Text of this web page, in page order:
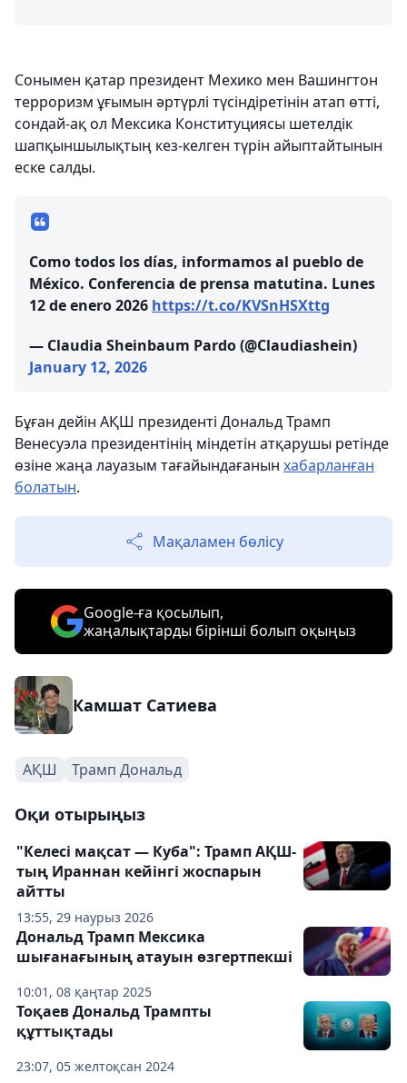
Сонымен қатар президент Мехико мен Вашингтон
терроризм ұғымын әртүрлі түсіндіретінін атап өтті,
сондай-ақ ол Мексика Конституциясы шетелдік
шапқыншылықтың кез-келген түрін айыптайтынын
еске салды.
Como todos los días, informamos al pueblo de
México. Conferencia de prensa matutina. Lunes
12 de enero 2026 https://t.co/KVSnHSXttg
— Claudia Sheinbaum Pardo (@Claudiashein)
January 12, 2026
Бұған дейін АҚШ президенті Дональд Трамп
Венесуэла президентінің міндетін атқарушы ретінде
өзіне жаңа лауазым тағайындағанын хабарланған
болатын.
Мақаламен бөлісу
Google-ға қосылып,
жаңалықтарды бірінші болып оқыңыз
Камшат Сатиева
АҚШ Трамп Дональд
Оқи отырыңыз
13:55, 29 наурыз 2026
"Келесі мақсат — Куба": Трамп АҚШ-
тың Ираннан кейінгі жоспарын
айтты
10:01, 08 қаңтар 2025
Дональд Трамп Мексика
шығанағының атауын өзгертпекші
23:07, 05 желтоқсан 2024
Тоқаев Дональд Трампты
құттықтады